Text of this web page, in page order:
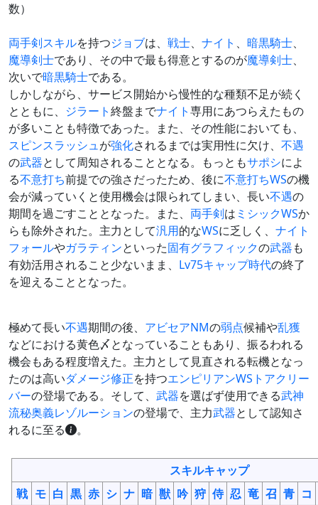
数）
両手剣スキルを持つジョブは、 戦士、 ナイト 、 暗黒騎士、
魔導剣士であり、その中で最も得意とするのが魔導剣士、
次いで暗黒騎士である。
しかしながら、サービス開始から慢性的な種類不足が続く
とともに、 ジラート終盤までナイト専用にあつらえたもの
が多いことも特徴であった。また、その性能においても、
スピンスラッシュが強化されるまでは実用性に欠け、 不遇
の武器として周知されることとなる。もっともサポシによ
る不意打ち前提での強さだったため、後に不意打ちWSの機
会が減っていくと使用機会は限られてしまい、長い不遇の
期間を過ごすこととなった。また、 両手剣は ミシックWSか
らも除外された。主力として汎用的なWSに乏しく、 ナイト
フォールやガラティンといった固有グラフィックの武器も
有効活用されること少ないまま、 Lv75キャップ時代の終了
を迎えることとなった。
極めて長い不遇期間の後、 アビセアNMの弱点候補や乱獲
などにおける黄色〆となっていることもあり、振るわれる
機会もある程度増えた。主力として見直される転機となっ
たのは高いダメージ修正を持つエンピリアンWS トアクリー
バーの登場である。そして、 武器を選ばず使用できる武神
流秘奥義レゾルーションの登場で、主力武器として認知さ
れるに至る
。
スキルキャップ
戦 モ 白 黒 赤 シ ナ 暗 獣 吟 狩 侍 忍 竜 召 青 コ